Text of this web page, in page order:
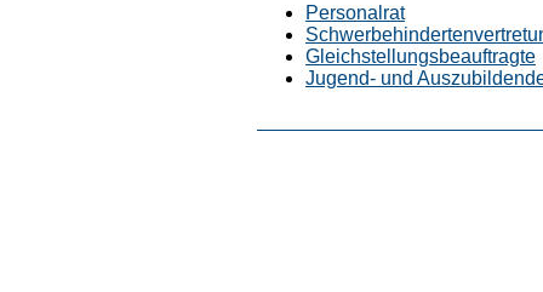
Personalrat
Gleichstellungsbeauftragte
Jugend- und